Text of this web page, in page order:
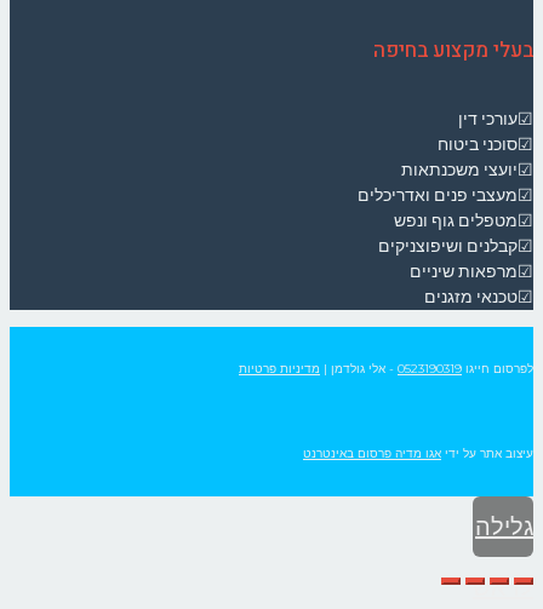
בעלי מקצוע בחיפה
☑עורכי דין
☑סוכני ביטוח
☑יועצי משכנתאות
☑מעצבי פנים ואדריכלים
☑מטפלים גוף ונפש
☑קבלנים ושיפוצניקים
☑מרפאות שיניים
☑טכנאי מזגנים
לפרסום חייגו 0523190319 - אלי גולדמן | מדיניות פרטיות
עיצוב אתר על ידי אגו מדיה פרסום באינטרנט
גלילה
לראש